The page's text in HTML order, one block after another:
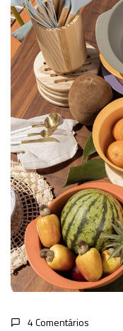
4 Comentários